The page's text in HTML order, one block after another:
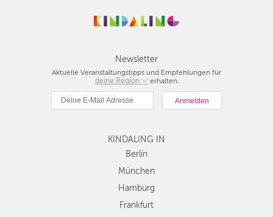
Newsletter
Aktuelle Veranstaltungstipps und Empfehlungen für
deine Region
Berlin
München
Hamburg
Köln
Düsseldorf
Stuttgart
Essen
erhalten.
KINDALING IN
Berlin
München
Hamburg
Frankfurt